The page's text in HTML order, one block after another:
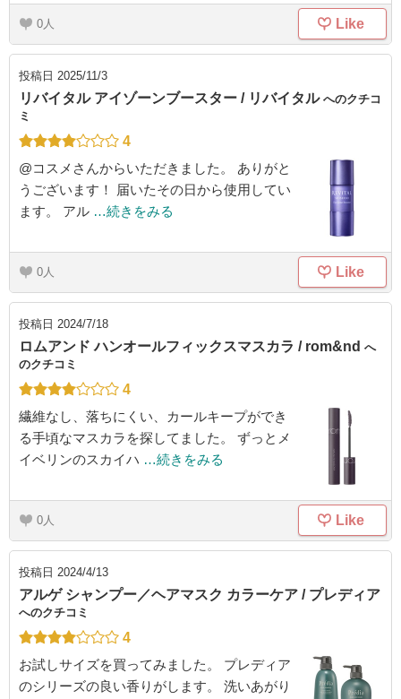
0 Like
投稿日 2025/11/3
リバイタル アイゾーンブースター / リバイタル へのクチコ
ミ
4
@コスメさんからいただきました。 ありがと
うございます！ 届いたその日から使用してい
ます。 アル …続きをみる
0 Like
投稿日 2024/7/18
ロムアンド ハンオールフィックスマスカラ / rom&nd へ
のクチコミ
4
繊維なし、落ちにくい、カールキープができ
る手頃なマスカラを探してました。 ずっとメ
イベリンのスカイハ …続きをみる
0 Like
投稿日 2024/4/13
アルゲ シャンプー／ヘアマスク カラーケア / プレディア
へのクチコミ
4
お試しサイズを買ってみました。 プレディア
のシリーズの良い香りがします。 洗いあがり